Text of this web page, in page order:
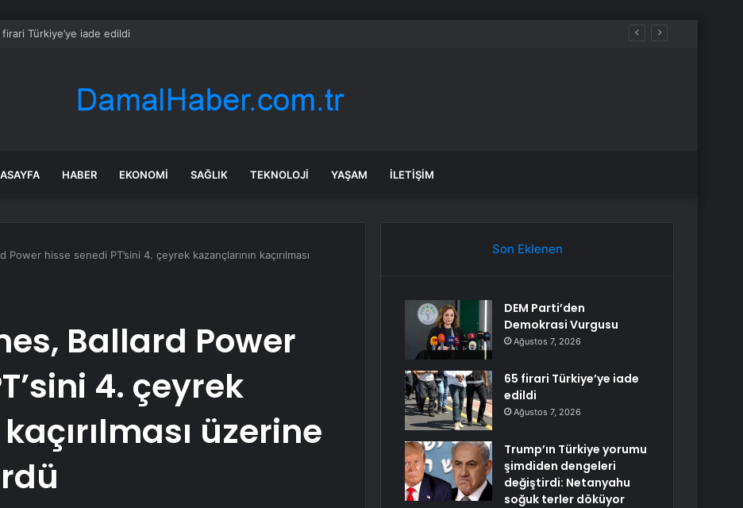
firari Türkiye’ye iade edildi
HABER EKONOMI SAĞLIK TEKNOLOJI YAŞAM İLETIŞIM
Power hisse senedi PT’sini 4. çeyrek kazançlarının kaçırılması
Ballard Power
4. çeyrek
üzerine
Son Eklenen
DEM Parti’den
Demokrasi Vurgusu
Ağustos 7, 2026
65 firari Türkiye’ye iade
edildi
Ağustos 7, 2026
Trump’ın Türkiye yorumu
şimdiden dengeleri
değiştirdi: Netanyahu
soğuk terler döküyor